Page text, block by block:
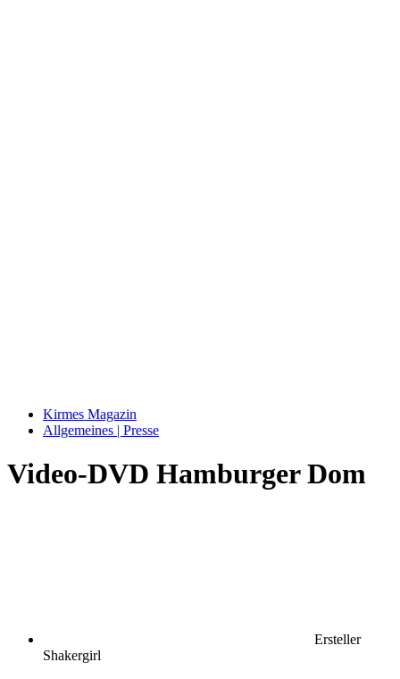
Kirmes Magazin
Allgemeines | Presse
Video-DVD Hamburger Dom
Ersteller
Shakergirl